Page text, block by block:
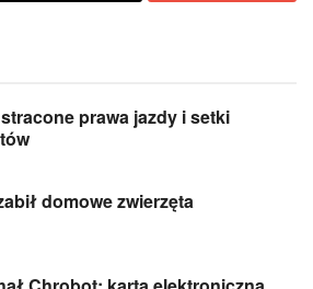
prawa jazdy i setki
domowe zwierzęta